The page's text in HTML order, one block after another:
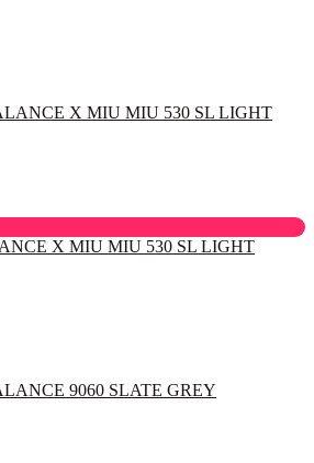
X MIU MIU 530 SL LIGHT